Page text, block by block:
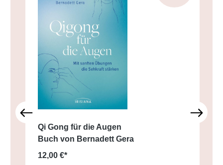
Qi Gong für die Augen
Buch von Bernadett Gera
12,00 €*